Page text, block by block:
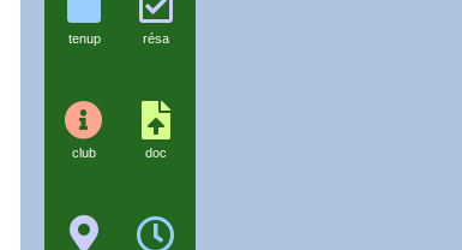
tenup résa
club doc